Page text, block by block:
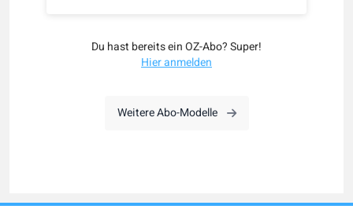
Du hast bereits ein OZ-Abo? Super!
Hier anmelden
Weitere Abo-Modelle